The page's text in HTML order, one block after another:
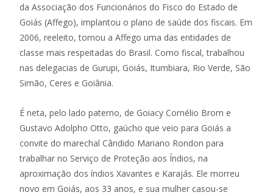
da Associação dos Funcionários do Fisco do Estado de
Goiás (Affego), implantou o plano de saúde dos fiscais. Em
2006, reeleito, tornou a Affego uma das entidades de
classe mais respeitadas do Brasil. Como fiscal, trabalhou
nas delegacias de Gurupi, Goiás, Itumbiara, Rio Verde, São
Simão, Ceres e Goiânia.
É neta, pelo lado paterno, de Goiacy Cornélio Brom e
Gustavo Adolpho Otto, gaúcho que veio para Goiás a
convite do marechal Cândido Mariano Rondon para
trabalhar no Serviço de Proteção aos Índios, na
aproximação dos índios Xavantes e Karajás. Ele morreu
novo em Goiás, aos 33 anos, e sua mulher casou-se